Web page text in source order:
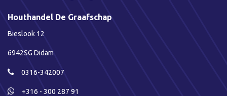
Houthandel De Graafschap
Bieslook 12
6942SG Didam
0316-342007
+316 - 300 287 91